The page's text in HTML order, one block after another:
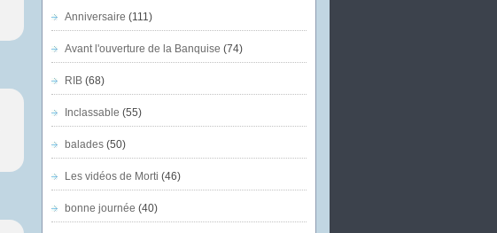
Anniversaire (111)
Avant l'ouverture de la Banquise (74)
RIB(68)
Inclassable (55)
balades(50)
Les vidéos de Morti (46)
bonne journée (40)